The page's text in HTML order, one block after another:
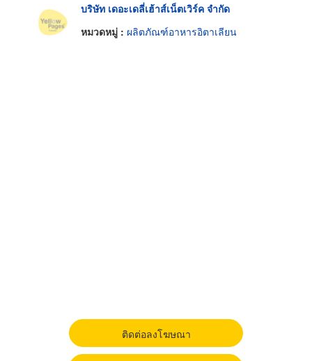
บริษัท เดอะเดลี่เฮ้าส์เน็ตเวิร์ค จำกัด
หมวดหมู่ : ผลิตภัณฑ์อาหารอิตาเลียน
ติดต่อลงโฆษณา